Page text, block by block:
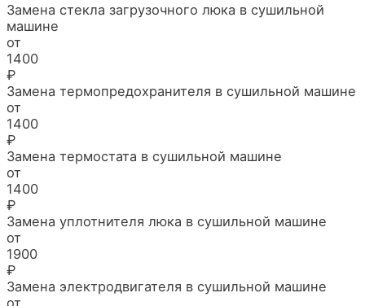
Замена стекла загрузочного люка в сушильной
машине
от
1400
₽
Замена термопредохранителя в сушильной машине
от
1400
₽
Замена термостата в сушильной машине
от
1400
₽
Замена уплотнителя люка в сушильной машине
от
1900
₽
Замена электродвигателя в сушильной машине